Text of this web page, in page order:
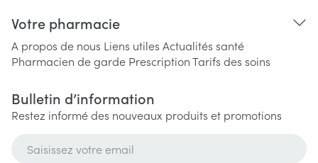
Votre pharmacie
A propos de nous Liens utiles Actualités santé
Pharmacien de garde PrescriptionTarifs des soins
Bulletin d’information
Restez informé des nouveaux produits et promotions